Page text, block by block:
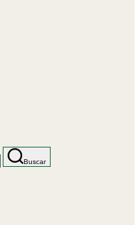
Buscar